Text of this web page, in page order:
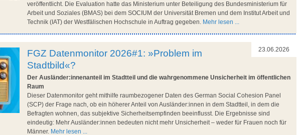
veröffentlicht. Die Evaluation hatte das Ministerium unter Beteiligung des Bundesministerium für
Arbeit und Soziales (BMAS) bei dem SOCIUM der Universität Bremen und dem Institut Arbeit und
Technik (IAT) der Westfälischen Hochschule in Auftrag gegeben. Mehr lesen ...
23.06.2026
FGZ Datenmonitor 2026#1: »Problem im
Stadtbild«?
Der Ausländer:innenanteil im Stadtteil und die wahrgenommene Unsicherheit im öffentlichen
Raum
Dieser Datenmonitor geht mithilfe raumbezogener Daten des German Social Cohesion Panel
(SCP) der Frage nach, ob ein höherer Anteil von Ausländer:innen in dem Stadtteil, in dem die
Befragten wohnen, das subjektive Sicherheitsempfinden beeinflusst. Die Ergebnisse sind
eindeutig: Mehr Ausländer:innen bedeuten nicht mehr Unsicherheit – weder für Frauen noch für
Männer. Mehr lesen ...